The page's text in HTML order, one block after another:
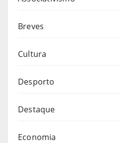
Breves
Cultura
Desporto
Destaque
Economia